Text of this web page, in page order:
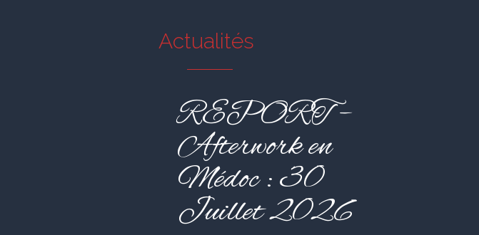
Actualités
REPORT –
Afterwork en
Médoc : 30
Juillet 2026